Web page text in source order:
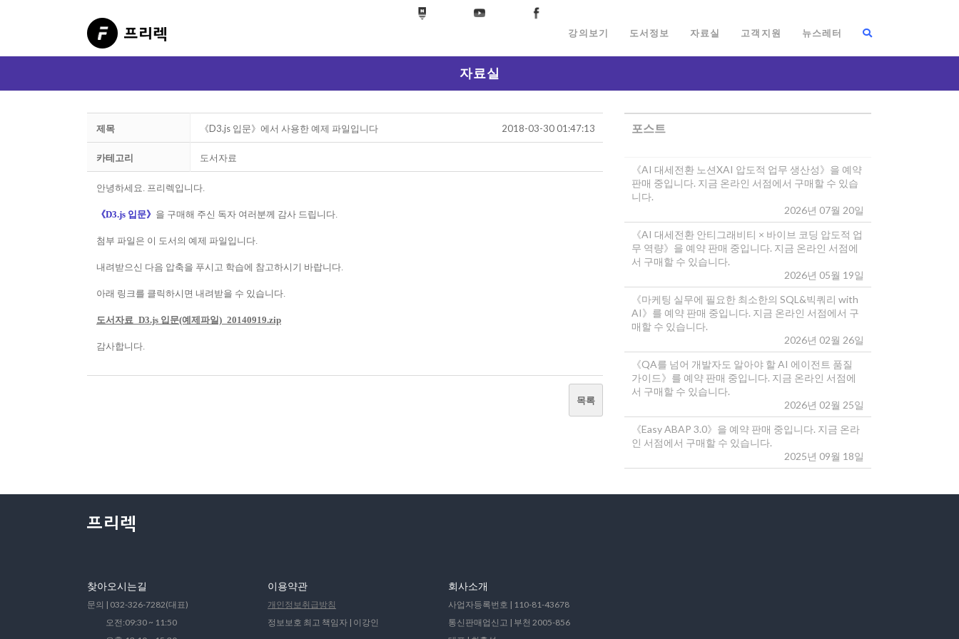
강의보기 도서정보 자료실 고객지원 뉴스레터
자료실
제목 《D3.js 입문》에서 사용한 예제 파일입니다 2018-03-30 01:47:13
카테고리 도서자료
안녕하세요. 프리렉입니다.
《D3.js 입문》 을 구매해 주신 독자 여러분께 감사 드립니다.
첨부 파일은 이 도서의 예제 파일입니다.
내려받으신 다음 압축을 푸시고 학습에 참고하시기 바랍니다.
아래 링크를 클릭하시면 내려받을 수 있습니다.
도서자료_D3.js 입문(예제파일)_20140919.zip
감사합니다.
목록
포스트
《AI 대세전환 노션XAI 압도적 업무 생산성》을 예약
판매 중입니다. 지금 온라인 서점에서 구매할 수 있습
니다.
2026년 07월 20일
《AI 대세전환 안티그래비티 × 바이브 코딩 압도적 업
무 역량》을 예약 판매 중입니다. 지금 온라인 서점에
서 구매할 수 있습니다.
2026년 05월 19일
《마케팅 실무에 필요한 최소한의 SQL&빅쿼리 with
AI》를 예약 판매 중입니다. 지금 온라인 서점에서 구
매할 수 있습니다.
2026년 02월 26일
《QA를 넘어 개발자도 알아야 할 AI 에이전트 품질
가이드》를 예약 판매 중입니다. 지금 온라인 서점에
서 구매할 수 있습니다.
2026년 02월 25일
《Easy ABAP 3.0》을 예약 판매 중입니다. 지금 온라
인 서점에서 구매할 수 있습니다.
2025년 09월 18일
찾아오시는길
문의 | 032-326-7282(대표)
오전:09:30 ~ 11:50
이용약관
개인정보취급방침
정보보호 최고 책임자 | 이강인
회사소개
사업자등록번호 | 110-81-43678
통신판매업신고 | 부천 2005-856